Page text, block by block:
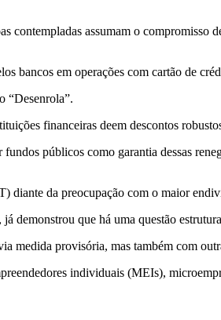
contempladas assumam o
bancos em operações com cartão de
“Desenrola”.
financeiras deem descontos
públicos como garantia dessas
da preocupação com o maior
que há uma questão
medida provisória, mas também com
individuais (MEIs),